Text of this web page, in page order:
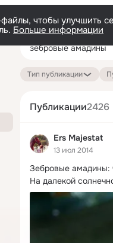
чтобы улучшить
Больше информации
Тип публикации
Публикации2426
Ers Majestat
13 июл 2014
Зебровые амадины:
На далекой